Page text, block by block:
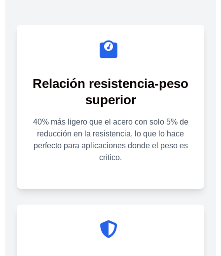
Relación resistencia-peso
superior
40% más ligero que el acero con solo 5% de
reducción en la resistencia, lo que lo hace
perfecto para aplicaciones donde el peso es
crítico.